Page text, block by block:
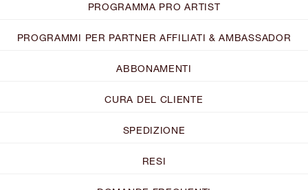
PROGRAMMA PRO ARTIST
PROGRAMMI PER PARTNER AFFILIATI & AMBASSADOR
ABBONAMENTI
CURA DEL CLIENTE
SPEDIZIONE
RESI